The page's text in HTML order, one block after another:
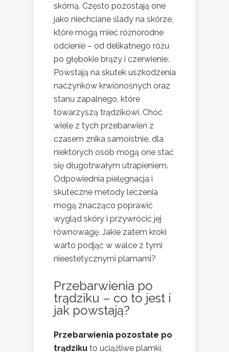
skórną. Często pozostają one
jako niechciane ślady na skórze,
które mogą mieć różnorodne
odcienie – od delikatnego różu
po głębokie brązy i czerwienie.
Powstają na skutek uszkodzenia
naczynków krwionośnych oraz
stanu zapalnego, które
towarzyszą trądzikowi. Choć
wiele z tych przebarwień z
czasem znika samoistnie, dla
niektórych osób mogą one stać
się długotrwałym utrapieniem.
Odpowiednia pielęgnacja i
skuteczne metody leczenia
mogą znacząco poprawić
wygląd skóry i przywrócić jej
równowagę. Jakie zatem kroki
warto podjąć w walce z tymi
nieestetycznymi plamami?
Przebarwienia po
trądziku – co to jest i
jak powstają?
Przebarwienia pozostałe po
trądziku to uciążliwe plamki,